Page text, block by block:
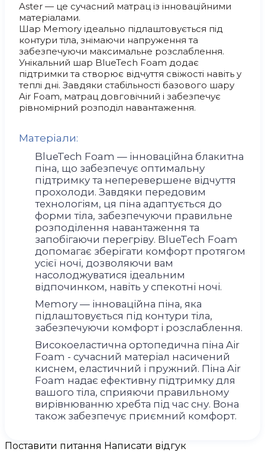
Aster — це сучасний матрац із інноваційними
матеріалами.
Шар Memory ідеально підлаштовується під
контури тіла, знімаючи напруження та
забезпечуючи максимальне розслаблення.
Унікальний шар BlueTech Foam додає
підтримки та створює відчуття свіжості навіть у
теплі дні. Завдяки стабільності базового шару
Air Foam, матрац довговічний і забезпечує
рівномірний розподіл навантаження.
Матеріали:
BlueTech Foam — інноваційна блакитна
піна, що забезпечує оптимальну
підтримку та неперевершене відчуття
прохолоди. Завдяки передовим
технологіям, ця піна адаптується до
форми тіла, забезпечуючи правильне
розподілення навантаження та
запобігаючи перегріву. BlueTech Foam
допомагає зберігати комфорт протягом
усієї ночі, дозволяючи вам
насолоджуватися ідеальним
відпочинком, навіть у спекотні ночі.
Memory — інноваційна піна, яка
підлаштовується під контури тіла,
забезпечуючи комфорт і розслаблення.
Високоеластична ортопедична піна Air
Foam - сучасний матеріал насичений
киснем, еластичний і пружний. Піна Air
Foam надає ефективну підтримку для
вашого тіла, сприяючи правильному
вирівнюванню хребта під час сну. Вона
також забезпечує приємний комфорт.
Поставити питання Написати відгук